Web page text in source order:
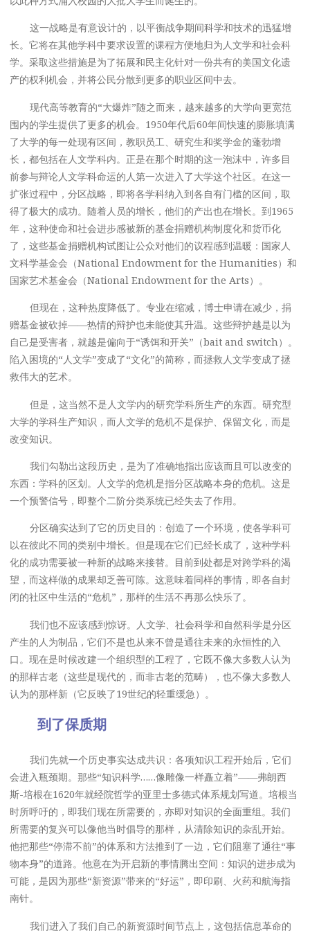
这一战略是有意设计的，以平衡战争期间科学和技术的迅猛增
长。它将在其他学科中要求设置的课程方便地归为人文学和社会科
学。采取这些措施是为了拓展和民主化针对一份共有的美国文化遗
产的权利机会，并将公民分散到更多的职业区间中去。
现代高等教育的“大爆炸”随之而来，越来越多的大学向更宽范
围内的学生提供了更多的机会。1950年代后60年间快速的膨胀填满
了大学的每一处现有区间，教职员工、研究生和奖学金的蓬勃增
长，都包括在人文学科内。正是在那个时期的这一泡沫中，许多目
前参与辩论人文学科命运的人第一次进入了大学这个社区。在这一
扩张过程中，分区战略，即将各学科纳入到各自有门槛的区间，取
得了极大的成功。随着人员的增长，他们的产出也在增长。到1965
年，这种使命和社会进步感被新的基金捐赠机构制度化和货币化
了，这些基金捐赠机构试图让公众对他们的议程感到温暖：国家人
文科学基金会（National Endowment for the Humanities）和
国家艺术基金会（National Endowment for the Arts）。
但现在，这种热度降低了。专业在缩减，博士申请在减少，捐
赠基金被砍掉——热情的辩护也未能使其升温。这些辩护越是以为
自己是受害者，就越是偏向于“诱饵和开关”（bait and switch）。
陷入困境的“人文学”变成了“文化”的简称，而拯救人文学变成了拯
救伟大的艺术。
但是，这当然不是人文学内的研究学科所生产的东西。研究型
大学的学科生产知识，而人文学的危机不是保护、保留文化，而是
改变知识。
我们勾勒出这段历史，是为了准确地指出应该而且可以改变的
东西：学科的区划。人文学的危机是指分区战略本身的危机。这是
一个预警信号，即整个二阶分类系统已经失去了作用。
分区确实达到了它的历史目的：创造了一个环境，使各学科可
以在彼此不同的类别中增长。但是现在它们已经长成了，这种学科
化的成功需要被一种新的战略来接替。目前到处都是对跨学科的渴
望，而这样做的成果却乏善可陈。这意味着同样的事情，即各自封
闭的社区中生活的“危机”，那样的生活不再那么快乐了。
我们也不应该感到惊讶。人文学、社会科学和自然科学是分区
产生的人为制品，它们不是也从来不曾是通往未来的永恒性的入
口。现在是时候改建一个组织型的工程了，它既不像大多数人认为
的那样古老（这些是现代的，而非古老的范畴），也不像大多数人
认为的那样新（它反映了19世纪的轻重缓急）。
到了保质期
我们先就一个历史事实达成共识：各项知识工程开始后，它们
会进入瓶颈期。那些“知识科学……像雕像一样矗立着”——弗朗西
斯-培根在1620年就经院哲学的亚里士多德式体系规划写道。培根当
时所呼吁的，即我们现在所需要的，亦即对知识的全面重组。我们
所需要的复兴可以像他当时倡导的那样，从清除知识的杂乱开始。
他把那些“停滞不前”的体系和方法推到了一边，它们阻塞了通往“事
物本身”的道路。他意在为开启新的事情腾出空间：知识的进步成为
可能，是因为那些“新资源”带来的“好运”，即印刷、火药和航海指
南针。
我们进入了我们自己的新资源时间节点上，这包括信息革命的